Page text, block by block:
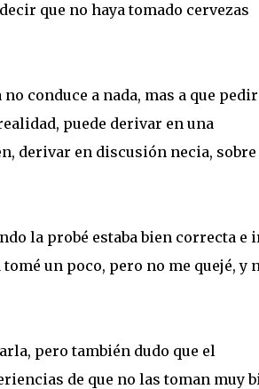
que no haya tomado cervezas
conduce a nada, mas a que
puede derivar en una
derivar en discusión necia,
la probé estaba bien correcta e
un poco, pero no me quejé, y
pero también dudo que el
de que no las toman muy